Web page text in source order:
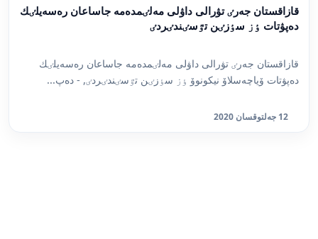
قازاقستان جەرٸ تۋرالى داۋلى مەلٸمدەمە جاساعان رەسەيلٸك
دەپۋتات ٶز سٶزٸن تٷسٸندٸردٸ
قازاقستان جەرٸ تۋرالى داۋلى مەلٸمدەمە جاساعان رەسەيلٸك
دەپۋتات ۆياچەسلاۆ نيكونوۆ ٶز سٶزٸن تٷسٸندٸردٸ, - دەپ...
12 جەلتوقسان 2020